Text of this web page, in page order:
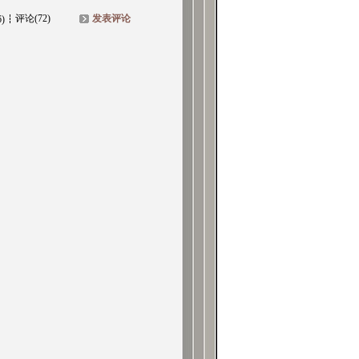
评论(72) 发表评论